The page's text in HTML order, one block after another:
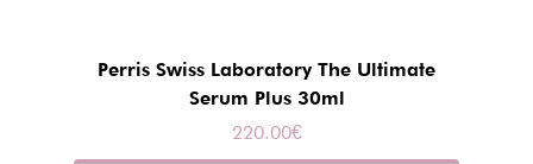
Perris Swiss Laboratory The Ultimate
Serum Plus 30ml
220.00€